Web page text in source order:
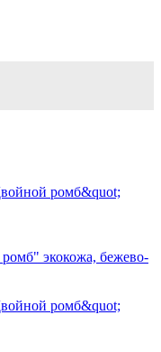
экокожа, бежево-